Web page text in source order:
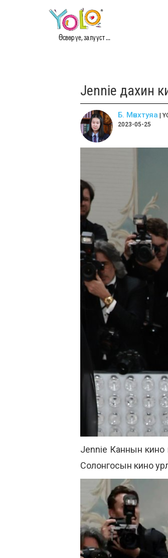
Өсвөр үе, залууст ...
Jennie дахин
Б. Мөнхтуяа |
2023-05-25
Jennie Каннын кино
Солонгосын кино